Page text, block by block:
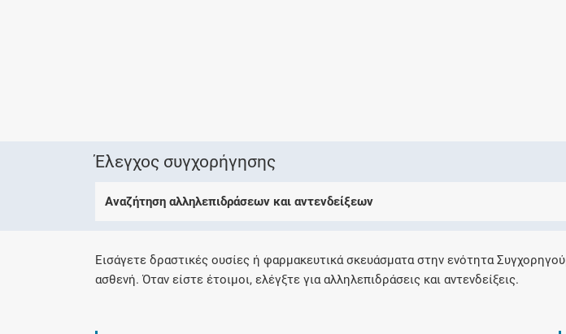
Ενημερωθείτε για την ασφάλεια
ενός φαρμάκου κατά τη
Έλεγχος συγχορήγησης
Αναζήτηση αλληλεπιδράσεων και αντενδείξεων
Εισάγετε δραστικές ουσίες ή φαρμακευτικά σκευάσματα στην ενότητα
ασθενή. Όταν είστε έτοιμοι, ελέγξτε για αλληλεπιδράσεις και αντενδείξεις.